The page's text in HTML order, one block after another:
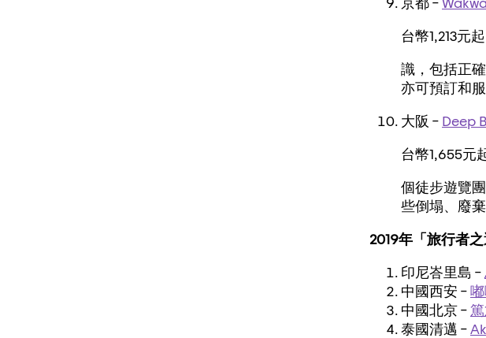
台幣1,213元起
識，包括正
亦可預訂和
大阪 – Deep
台幣1,655元
個徒步遊覽
些倒塌、廢
2019年「旅行者之
印尼峇里島 –
中國西安 –
中國北京 –
泰國清邁 –